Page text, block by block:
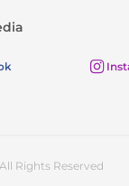
All Rights Reserved